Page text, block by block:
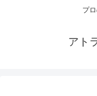
プ
アト